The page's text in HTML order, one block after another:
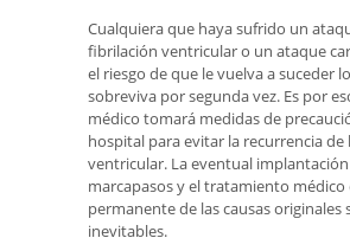
Cualquiera que haya sufrido un
fibrilación ventricular o un ataque
el riesgo de que le vuelva a suceder
sobreviva por segunda vez. Es por
médico tomará medidas de
hospital para evitar la recurrencia de
ventricular. La eventual
marcapasos y el tratamiento
permanente de las causas originales
inevitables.